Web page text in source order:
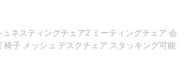
ュネスティングチェア2 ミーティングチェア 会
椅子 メッシュ デスクチェア スタッキング可能